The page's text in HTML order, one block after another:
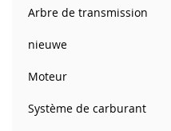
Arbre de transmission
nieuwe
Moteur
Système de carburant